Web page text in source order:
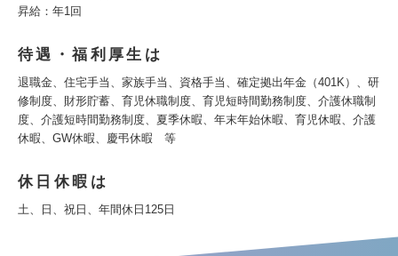
昇給：年1回
待遇・福利厚生は
退職金、住宅手当、家族手当、資格手当、確定拠出年金（401K）、研
修制度、財形貯蓄、育児休職制度、育児短時間勤務制度、介護休職制
度、介護短時間勤務制度、夏季休暇、年末年始休暇、育児休暇、介護
休暇、GW休暇、慶弔休暇 等
休日休暇は
土、日、祝日、年間休日125日